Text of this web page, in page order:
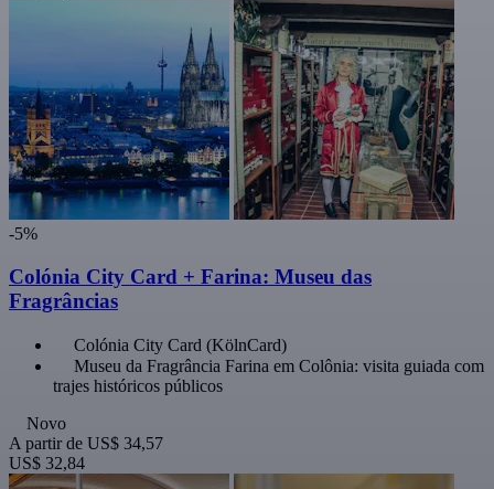
-5%
Colónia City Card + Farina: Museu das
Fragrâncias
Colónia City Card (KölnCard)
Museu da Fragrância Farina em Colônia: visita guiada com
trajes históricos públicos
Novo
A partir de US$ 34,57
US$ 32,84